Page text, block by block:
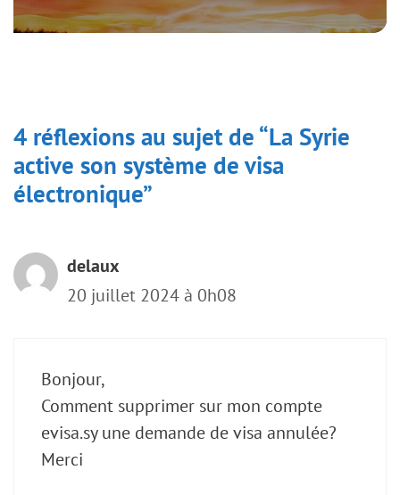
4 réflexions au sujet de “La Syrie
active son système de visa
électronique”
delaux
20 juillet 2024 à 0h08
Bonjour,
Comment supprimer sur mon compte
evisa.sy une demande de visa annulée?
Merci